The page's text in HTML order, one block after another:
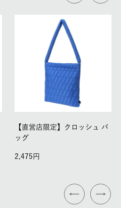
【直営店限定】クロッシュ バ
ッグ
2,475